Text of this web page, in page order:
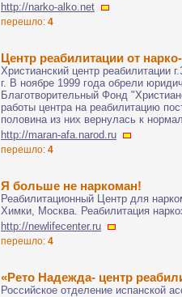
http://narko-alko.net
перешло: 4
Центр реабилитации от
Христианский центр реабилитации
г. В ноябре 1999 года обрели
Благотворительный Фонд
работы центра на реабилитацию
половина из них вернулась к
http://maran-afa.narod.ru
перешло: 4
Я больше не наркоман!
Реабилитационный Центр для
Химки, Москва. Реабилитация
http://newlifecenter.ru
перешло: 4
«Рето Надежда- центр
Российское отделение испанской